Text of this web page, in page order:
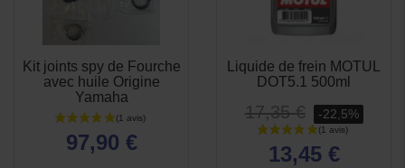
Kit joints spy de Fourche
avec huile Origine
Yamaha
97,90 €
Liquide de frein MOTUL
DOT5.1 500ml
17,35 € -22,5%
13,45 €
APERÇU
RAPIDE
APERÇU
RAPIDE